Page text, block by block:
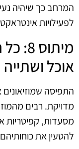
המרחב כך שיהיה
לפעילויות
אוכל ושתייה
התפיסה שמוזיאונים
מדויקת. רבים
מסעדות, קפיטריות
להטעין את